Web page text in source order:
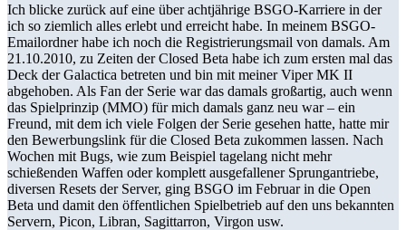
Ich blicke zurück auf eine über achtjährige BSGO-Karriere in der
ich so ziemlich alles erlebt und erreicht habe. In meinem BSGO-
Emailordner habe ich noch die Registrierungsmail von damals. Am
21.10.2010, zu Zeiten der Closed Beta habe ich zum ersten mal das
Deck der Galactica betreten und bin mit meiner Viper MK II
abgehoben. Als Fan der Serie war das damals großartig, auch wenn
das Spielprinzip (MMO) für mich damals ganz neu war – ein
Freund, mit dem ich viele Folgen der Serie gesehen hatte, hatte mir
den Bewerbungslink für die Closed Beta zukommen lassen. Nach
Wochen mit Bugs, wie zum Beispiel tagelang nicht mehr
schießenden Waffen oder komplett ausgefallener Sprungantriebe,
diversen Resets der Server, ging BSGO im Februar in die Open
Beta und damit den öffentlichen Spielbetrieb auf den uns bekannten
Servern, Picon, Libran, Sagittarron, Virgon usw.